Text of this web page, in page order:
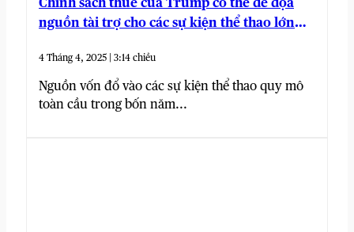
nguồn tài trợ cho các sự kiện thể thao lớn
4 Tháng 4, 2025 | 3:14 chiều
Nguồn vốn đổ vào các sự kiện thể thao quy mô
toàn cầu trong bốn năm...